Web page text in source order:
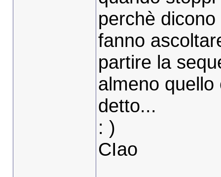
perchè
fanno
partire la
almeno
detto...
: )
CIao